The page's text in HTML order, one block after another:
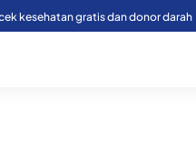
kesehatan gratis dan donor darah